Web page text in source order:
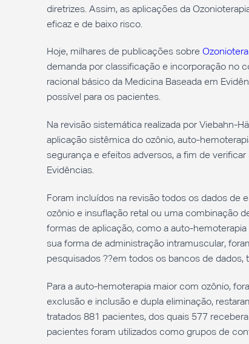
diretrizes. Assim, as aplicações da
eficaz e de baixo risco.
Hoje, milhares de publicações sobre
demanda por classificação e incorporação no
racional básico da Medicina Baseada em
possível para os pacientes.
Na revisão sistemática realizada por Viebahn-
aplicação sistêmica do ozônio, auto-
segurança e efeitos adversos, a fim de
Evidências.
Foram incluídos na revisão todos os dados
ozônio e insuflação retal ou uma combinação
formas de aplicação, como a auto-
sua forma de administração intramuscular,
pesquisados ??em todos os bancos de
Para a auto-hemoterapia maior com ozônio,
exclusão e inclusão e dupla eliminação,
tratados 881 pacientes, dos quais 577
pacientes foram utilizados como grupos de